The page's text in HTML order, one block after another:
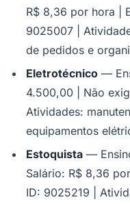
Flamengo
R$ 8,36 por hora |
9025007 |
de pedidos e
Eletrotécnico—
4.500,00 | Não
Atividades:
equipamentos
Estoquista—
Salário: R$ 8,36
ID: 9025219 |